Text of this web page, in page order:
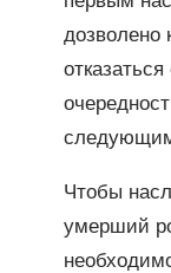
дозволено
Чтобы
умерший